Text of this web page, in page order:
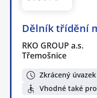
Dělník třídění
RKO GROUP a.s.
Třemošnice
Zkrácený úvazek
Vhodné také